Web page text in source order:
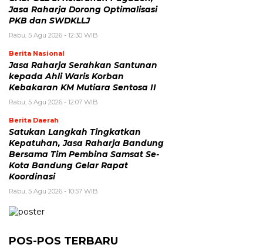
Jasa Raharja Dorong Optimalisasi
PKB dan SWDKLLJ
Rabu, 5 Agu 2026 - 12:30 WIB
Berita Nasional
Jasa Raharja Serahkan Santunan
kepada Ahli Waris Korban
Kebakaran KM Mutiara Sentosa II
Rabu, 5 Agu 2026 - 12:07 WIB
Berita Daerah
Satukan Langkah Tingkatkan
Kepatuhan, Jasa Raharja Bandung
Bersama Tim Pembina Samsat Se-
Kota Bandung Gelar Rapat
Koordinasi
Rabu, 5 Agu 2026 - 10:57 WIB
POS-POS TERBARU